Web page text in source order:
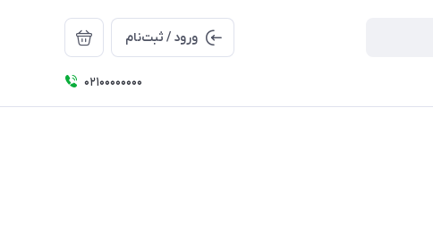
ورود / ثبت‌نام
۰۲۱۰۰۰۰۰۰۰۰